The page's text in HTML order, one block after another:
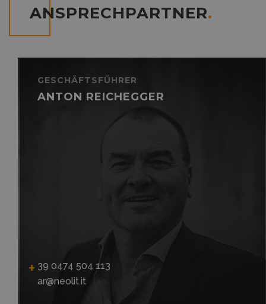
ANSPRECHPARTNER.
GESCHÄFTSFÜHRER
ANTON REICHEGGER
39 0474 504 113
ar@neolit.it